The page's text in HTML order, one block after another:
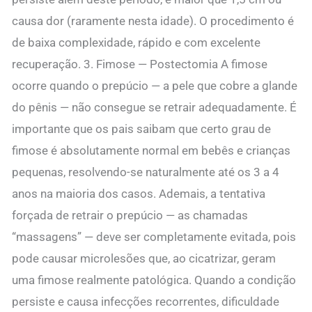
causa dor (raramente nesta idade). O procedimento é
de baixa complexidade, rápido e com excelente
recuperação. 3. Fimose — Postectomia A fimose
ocorre quando o prepúcio — a pele que cobre a glande
do pênis — não consegue se retrair adequadamente. É
importante que os pais saibam que certo grau de
fimose é absolutamente normal em bebês e crianças
pequenas, resolvendo-se naturalmente até os 3 a 4
anos na maioria dos casos. Ademais, a tentativa
forçada de retrair o prepúcio — as chamadas
“massagens” — deve ser completamente evitada, pois
pode causar microlesões que, ao cicatrizar, geram
uma fimose realmente patológica. Quando a condição
persiste e causa infecções recorrentes, dificuldade